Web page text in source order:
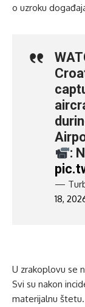
o uzroku
:
—
18,
U zrakoplovu se
Svi su nakon
materijalnu